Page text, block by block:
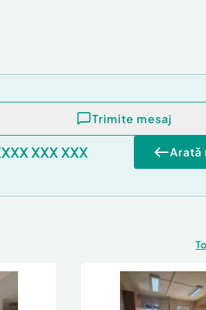
Trimite mesaj
XXX XXX Arată